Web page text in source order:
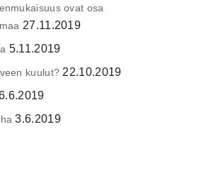
ovat osa
27.11.2019
5.11.2019
kuulut? 22.10.2019
3.6.2019